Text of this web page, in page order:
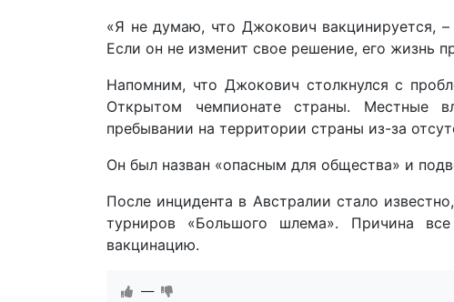
«Я не думаю, что Джокович вакцинируется,
Если он не изменит свое решение, его жизнь
Напомним, что Джокович столкнулся с
Открытом чемпионате страны. Местные
пребывании на территории страны из-за
Он был назван «опасным для общества» и
После инцидента в Австралии стало
турниров «Большого шлема». Причина
вакцинацию.
—